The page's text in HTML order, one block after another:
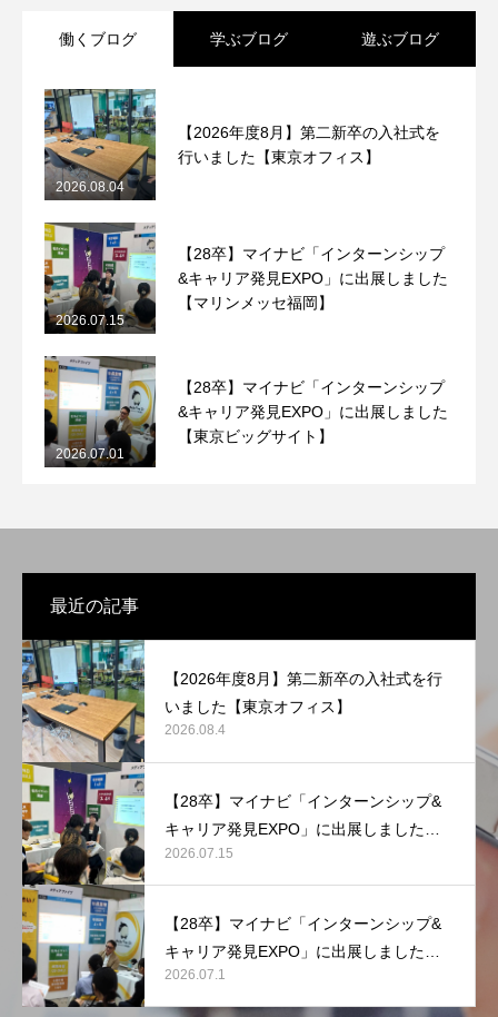
働くブログ 学ぶブログ 遊ぶブログ
【2026年度8月】第二新卒の入社式を
行いました【東京オフィス】
2026.08.04
【28卒】マイナビ「インターンシップ
&キャリア発見EXPO」に出展しました
【マリンメッセ福岡】
2026.07.15
【28卒】マイナビ「インターンシップ
&キャリア発見EXPO」に出展しました
【東京ビッグサイト】
2026.07.01
最近の記事
【2026年度8月】第二新卒の入社式を行
いました【東京オフィス】
2026.08.4
【28卒】マイナビ「インターンシップ&
キャリア発見EXPO」に出展しました
【マリンメッセ福岡】
2026.07.15
【28卒】マイナビ「インターンシップ&
キャリア発見EXPO」に出展しました
【東京ビッグサイト】
2026.07.1